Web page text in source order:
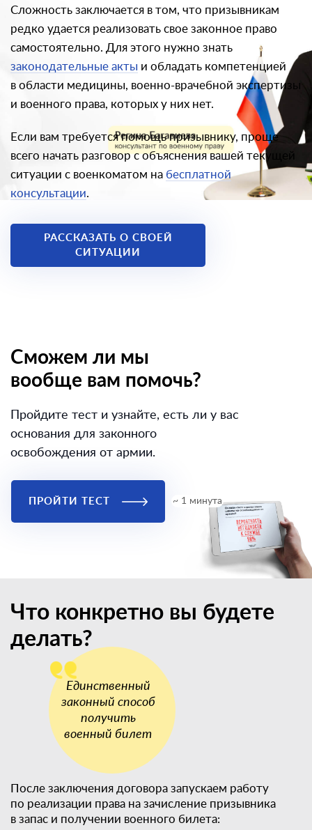
Сложность заключается в том, что призывникам
редко удается реализовать свое законное право
самостоятельно. Для этого нужно знать
законодательные акты и обладать компетенцией
в области медицины, военно-врачебной экспертизы
и военного права, которых у них нет.
Если вам требуется помощь призывнику, проще
всего начать разговор с объяснения вашей текущей
ситуации с военкоматом на бесплатной
консультации.
РАССКАЗАТЬ О СВОЕЙ
СИТУАЦИИ
Сможем ли мы
вообще вам помочь?
Пройдите тест и узнайте, есть ли у вас
основания для законного
освобождения от армии.
ПРОЙТИ ТЕСТ ~ 1 минута
Что конкретно вы будете
делать?
После заключения договора запускаем работу
по реализации права на зачисление призывника
в запас и получении военного билета: